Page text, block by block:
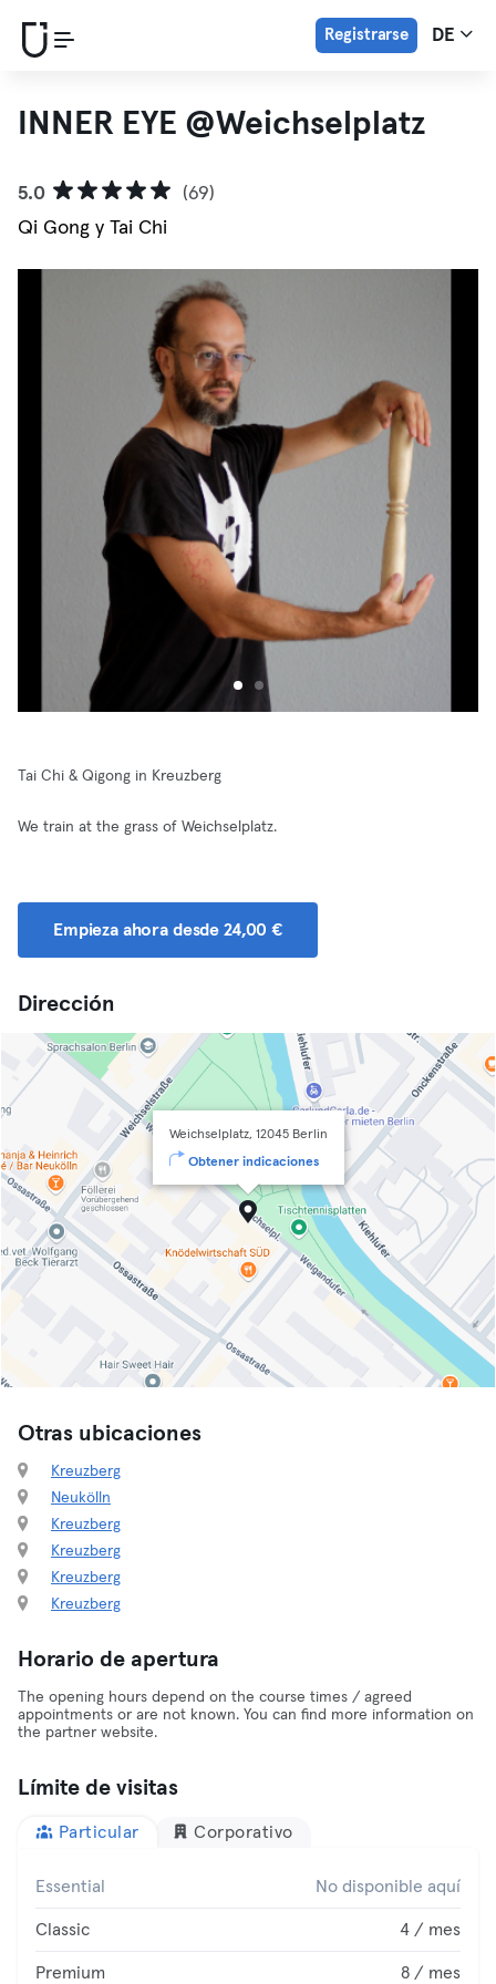
Registrarse DE
INNER EYE @Weichselplatz
5.0
(69)
Qi Gong y Tai Chi
Tai Chi & Qigong in Kreuzberg
We train at the grass of Weichselplatz.
Empieza ahora desde 24,00 €
Dirección
Weichselplatz, 12045 Berlin
Obtener indicaciones
Otras ubicaciones
Kreuzberg
Neukölln
Kreuzberg
Kreuzberg
Kreuzberg
Kreuzberg
Horario de apertura
The opening hours depend on the course times / agreed
appointments or are not known. You can find more information on
the partner website.
Límite de visitas
Particular Corporativo
Essential No disponible aquí
Classic 4 / mes
Premium 8 / mes